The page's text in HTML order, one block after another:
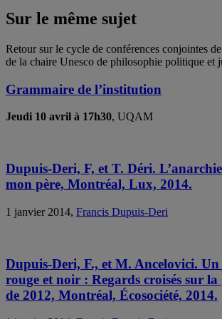
Sur le même sujet
Retour sur le cycle de conférences conjointes
de la chaire Unesco de philosophie politique et
Grammaire de l’institution
Jeudi 10 avril à 17h30, UQAM
Dupuis-Deri, F, et T. Déri.
mon père, Montréal, Lux, 2014.
1 janvier 2014, Francis Dupuis-Deri
Dupuis-Deri, F., et M. Ancelovici.
rouge et noir : Regards croisés sur
de 2012, Montréal, Écosociété, 2014.